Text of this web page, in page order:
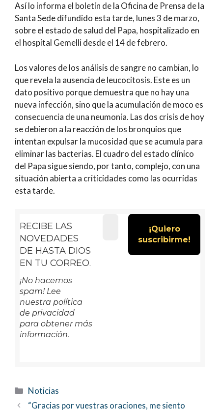
Así lo informa el boletín de la Oficina de Prensa de la
Santa Sede difundido esta tarde, lunes 3 de marzo,
sobre el estado de salud del Papa, hospitalizado en
el hospital Gemelli desde el 14 de febrero.
Los valores de los análisis de sangre no cambian, lo
que revela la ausencia de leucocitosis. Este es un
dato positivo porque demuestra que no hay una
nueva infección, sino que la acumulación de moco es
consecuencia de una neumonía. Las dos crisis de hoy
se debieron a la reacción de los bronquios que
intentan expulsar la mucosidad que se acumula para
eliminar las bacterias. El cuadro del estado clínico
del Papa sigue siendo, por tanto, complejo, con una
situación abierta a criticidades como las ocurridas
esta tarde.
RECIBE LAS
NOVEDADES
DE HASTA DIOS
EN TU CORREO.
¡No hacemos
spam! Lee
nuestra política
de privacidad
para obtener más
información.
Categorías
Noticias
“Gracias por vuestras oraciones, me siento